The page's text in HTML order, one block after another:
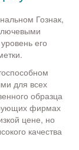
Гознак,
его
для всех
образца
фирмах
цене, но
качества